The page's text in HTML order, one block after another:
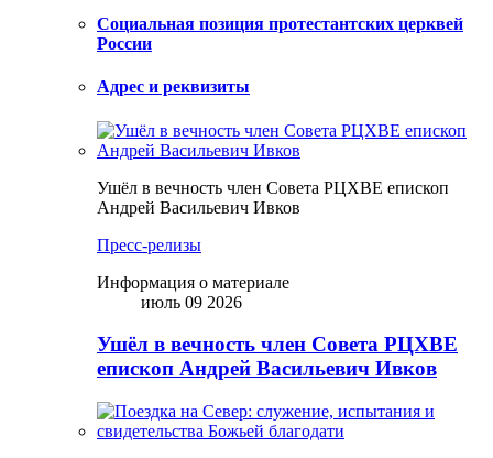
Социальная позиция протестантских церквей
России
Адрес и реквизиты
Ушёл в вечность член Совета РЦХВЕ епископ
Андрей Васильевич Ивков
Пресс-релизы
Информация о материале
июль 09 2026
Ушёл в вечность член Совета РЦХВЕ
епископ Андрей Васильевич Ивков